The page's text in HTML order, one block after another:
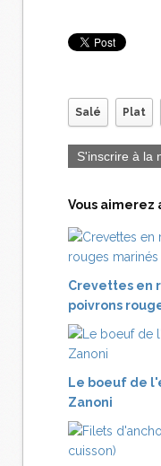
Salé Plat
S'inscrire à la
Vous aimerez
Crevettes en
poivrons
Le boeuf de
Zanoni